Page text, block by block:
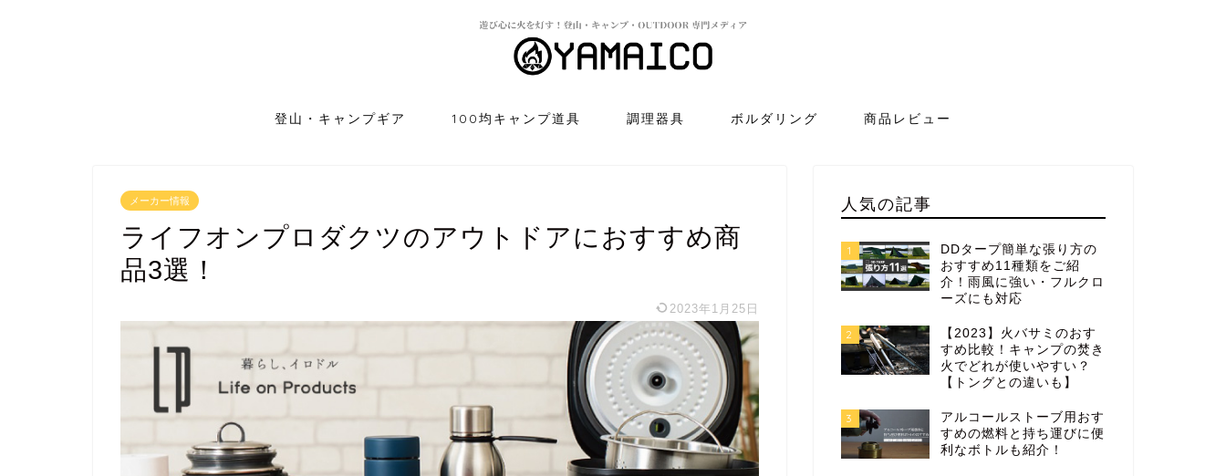
登山・キャンプギア 100均キャンプ道具 調理器具 ボルダリング 商品レビュー
メーカー情報
ライフオンプロダクツのアウトドアにおすすめ商
品3選！
2023年1月25日
人気の記事
1
DDタープ簡単な張り方の
おすすめ11種類をご紹
介！雨風に強い・フルクロ
ーズにも対応
2
【2023】火バサミのおす
すめ比較！キャンプの焚き
火でどれが使いやすい？
【トングとの違いも】
3
アルコールストーブ用おす
すめの燃料と持ち運びに便
利なボトルも紹介！